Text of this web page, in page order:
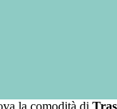
la comodità di